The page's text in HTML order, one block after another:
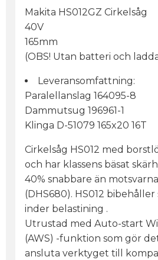
Makita HS012GZ Cirkelsåg
40V
165mm
(OBS! Utan batteri och
Leveransomfattning:
Paralellanslag 164095-8
Dammutsug 196961-1
Klinga D-51079 165x20 16T
Cirkelsåg HS012 med
och har klassens bäsat
40% snabbare än
(DHS680). HS012
inder belastining .
Utrustad med Auto-start
(AWS) -funktion som gör
ansluta verktyget till